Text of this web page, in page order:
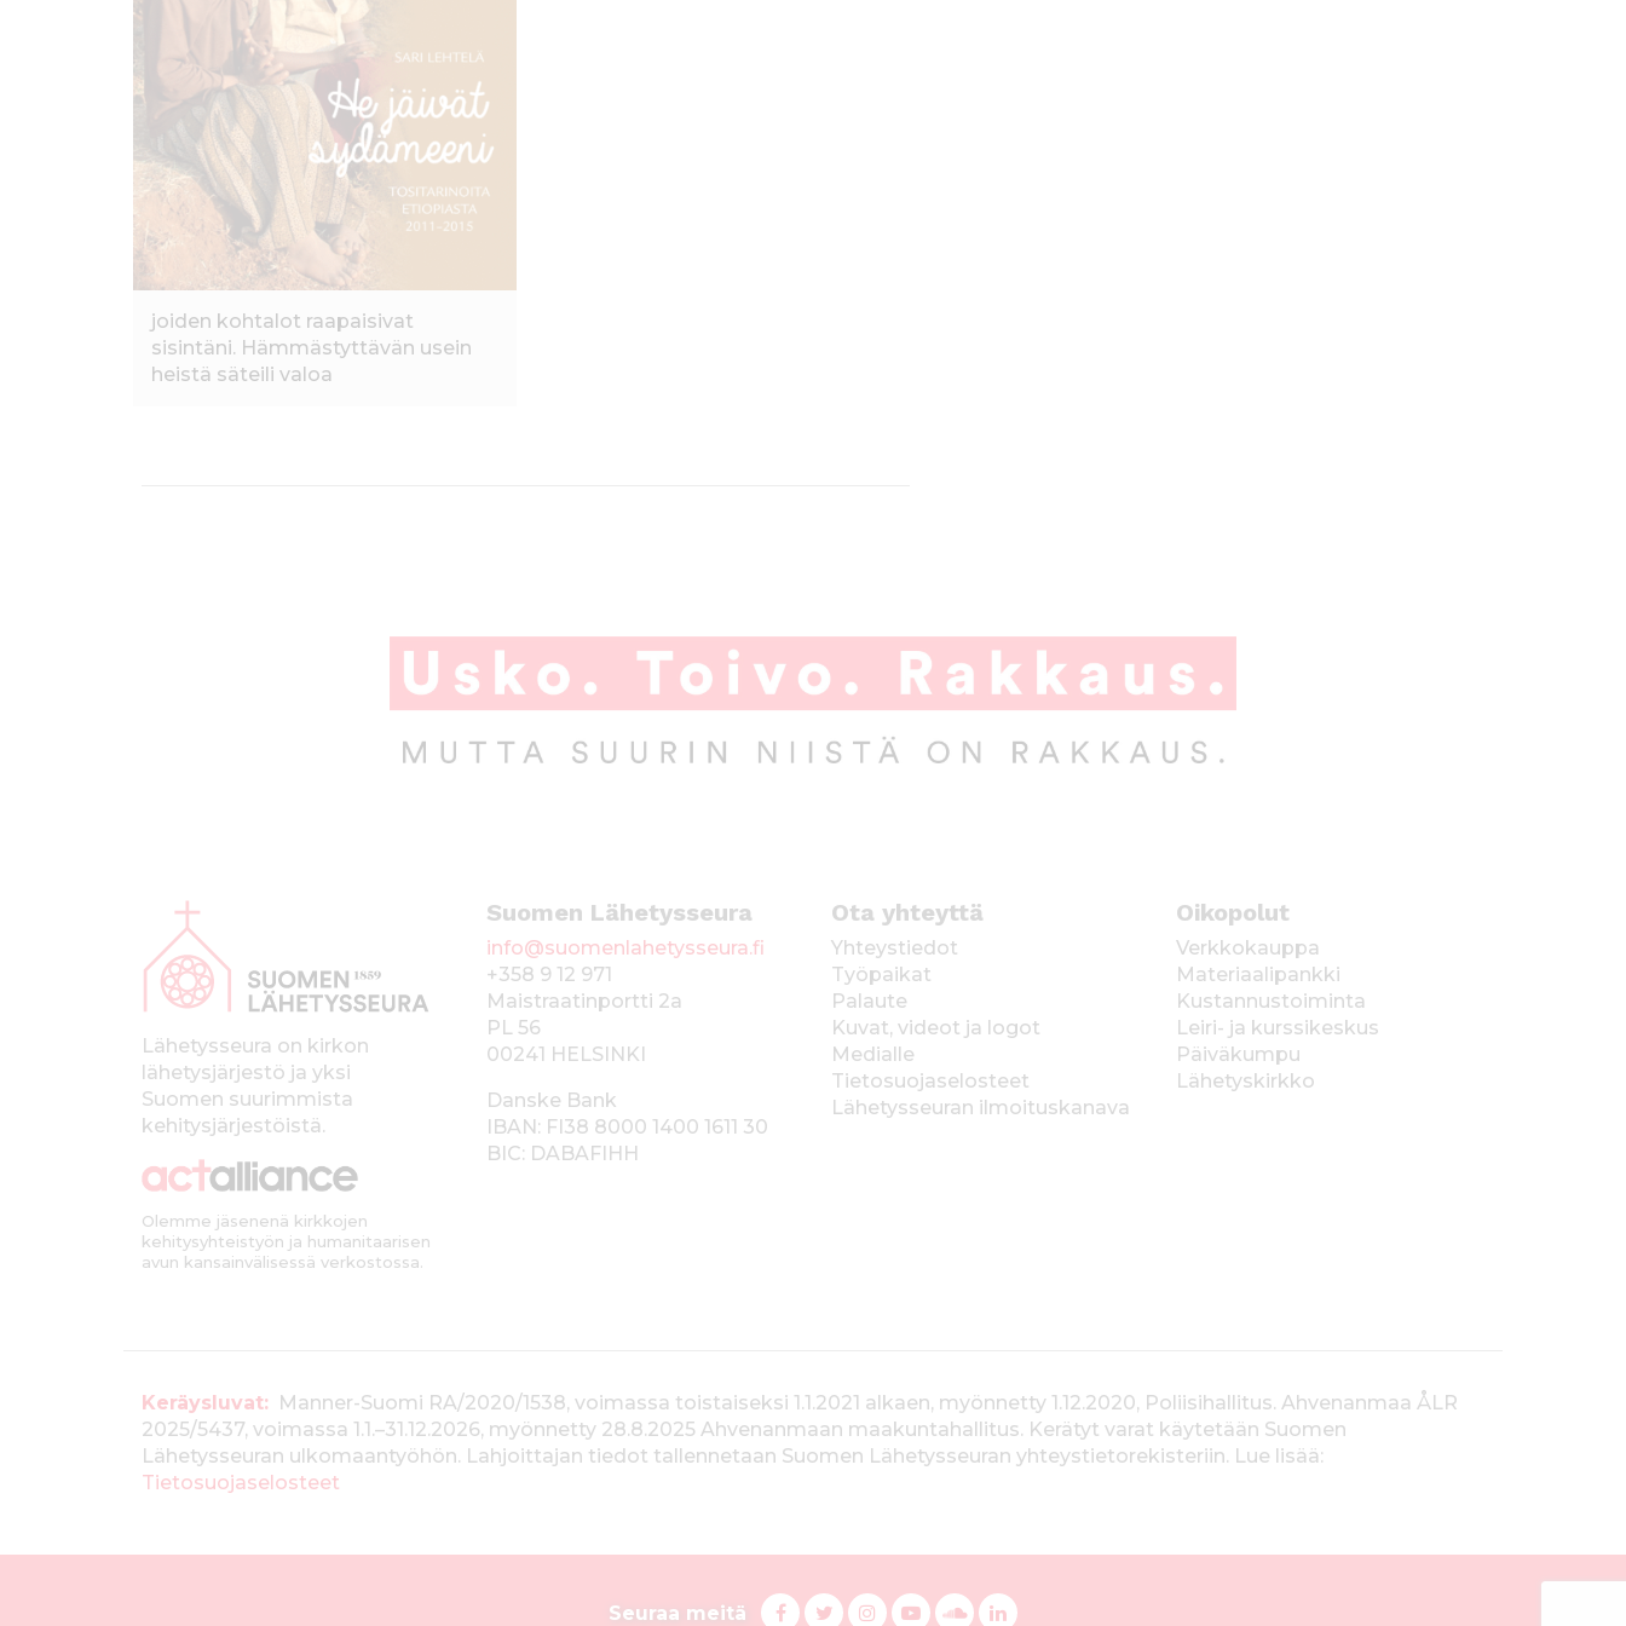
joiden kohtalot raapaisivat
sisintäni. Hämmästyttävän usein
heistä säteili valoa
Lähetysseura on kirkon
lähetysjärjestö ja yksi
Suomen suurimmista
kehitysjärjestöistä.
Olemme jäsenenä kirkkojen
kehitysyhteistyön ja humanitaarisen
avun kansainvälisessä verkostossa.
Suomen Lähetysseura
info@suomenlahetysseura.fi
+358 9 12 971
Maistraatinportti 2a
PL 56
00241 HELSINKI
Danske Bank
IBAN: FI38 8000 1400 1611 30
BIC: DABAFIHH
Ota yhteyttä
Yhteystiedot
Työpaikat
Palaute
Kuvat, videot ja logot
Medialle
Tietosuojaselosteet
Lähetysseuran ilmoituskanava
Oikopolut
Verkkokauppa
Materiaalipankki
Kustannustoiminta
Leiri- ja kurssikeskus
Päiväkumpu
Lähetyskirkko
T
i
e
Keräysluvat: Manner-Suomi RA/2020/1538, voimassa toistaiseksi 1.1.2021 alkaen, myönnetty 1.12.2020, Poliisihallitus. Ahvenanmaa ÅLR
2025/5437, voimassa 1.1.–31.12.2026, myönnetty 28.8.2025 Ahvenanmaan maakuntahallitus. Kerätyt varat käytetään Suomen
Lähetysseuran ulkomaantyöhön. Lahjoittajan tiedot tallennetaan Suomen Lähetysseuran yhteystietorekisteriin. Lue lisää:
Tietosuojaselosteet
S
Seuraa meitä F T Y S L